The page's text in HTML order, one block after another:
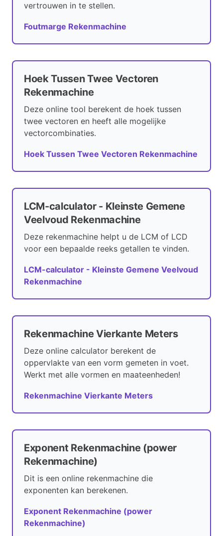
vertrouwen in te stellen.
Foutmarge Rekenmachine
Hoek Tussen Twee Vectoren
Rekenmachine
Deze online tool berekent de hoek tussen
twee vectoren en heeft alle mogelijke
vectorcombinaties.
Hoek Tussen Twee Vectoren Rekenmachine
LCM-calculator - Kleinste Gemene
Veelvoud Rekenmachine
Deze rekenmachine helpt u de LCM of LCD
voor een bepaalde reeks getallen te vinden.
LCM-calculator - Kleinste Gemene Veelvoud
Rekenmachine
Rekenmachine Vierkante Meters
Deze online calculator berekent de
oppervlakte van een vorm gemeten in voet.
Werkt met alle vormen en maateenheden!
Rekenmachine Vierkante Meters
Exponent Rekenmachine (power
Rekenmachine)
Dit is een online rekenmachine die
exponenten kan berekenen.
Exponent Rekenmachine (power
Rekenmachine)